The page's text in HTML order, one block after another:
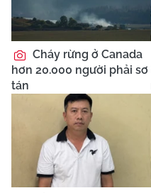
Cháy rừng ở Canada
hơn 20.000 người phải sơ
tán